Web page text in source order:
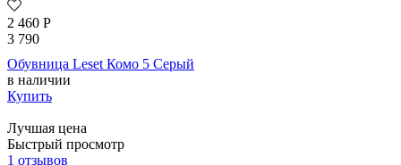
2 460 Р
3 790
Обувница Leset Комо 5 Серый
в наличии
Купить
Лучшая цена
Быстрый просмотр
1 отзывов